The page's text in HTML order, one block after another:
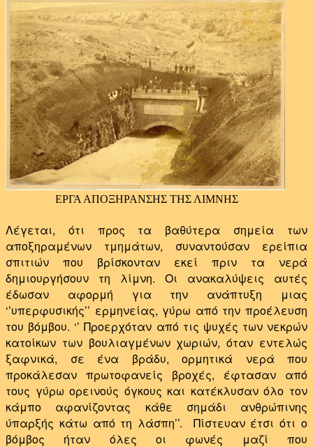
ΕΡΓΑ ΑΠΟΞΗΡΑΝΣΗΣ ΤΗΣ ΛΙΜΝΗΣ
Λέγεται, ότι προς τα βαθύτερα σημεία των
αποξηραμένων τμημάτων, συναντούσαν ερείπια
σπιτιών που βρίσκονταν εκεί πριν τα νερά
δημιουργήσουν τη λίμνη. Οι ανακαλύψεις αυτές
έδωσαν αφορμή για την ανάπτυξη μιας
‘’υπερφυσικής’’ ερμηνείας, γύρω από την προέλευση
του βόμβου. ‘’ Προερχόταν από τις ψυχές των νεκρών
κατοίκων των βουλιαγμένων χωριών, όταν εντελώς
ξαφνικά, σε ένα βράδυ, ορμητικά νερά που
προκάλεσαν πρωτοφανείς βροχές, έφτασαν από
τους γύρω ορεινούς όγκους και κατέκλυσαν όλο τον
κάμπο αφανίζοντας κάθε σημάδι ανθρώπινης
ύπαρξής κάτω από τη λάσπη’’. Πίστευαν έτσι ότι ο
βόμβος ήταν όλες οι φωνές μαζί που